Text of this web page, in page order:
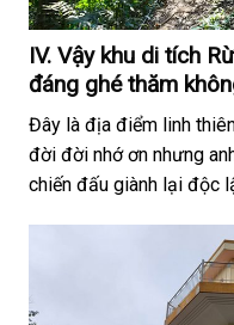
IV. Vậy khu di tích
đáng ghé thăm
Đây là địa điểm linh
đời đời nhớ ơn nhưng
chiến đấu giành lại độc